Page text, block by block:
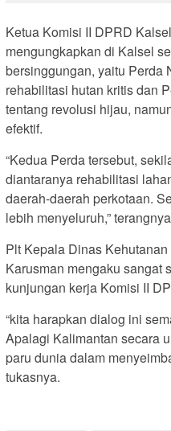
Ketua Komisi II DPRD
mengungkapkan di Kalsel
bersinggungan, yaitu Perda
rehabilitasi hutan kritis dan
tentang revolusi hijau,
efektif.
“Kedua Perda tersebut,
diantaranya rehabilitasi
daerah-daerah perkotaan.
lebih menyeluruh,”
Plt Kepala Dinas
Karusman mengaku sangat
kunjungan kerja Komisi II
“kita harapkan dialog ini
Apalagi Kalimantan secara
paru dunia dalam
tukasnya.